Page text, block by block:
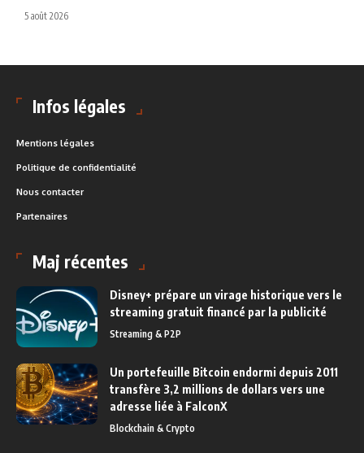
5 août 2026
Infos légales
Mentions légales
Politique de confidentialité
Nous contacter
Partenaires
Maj récentes
Disney+ prépare un virage historique vers le
streaming gratuit financé par la publicité
Streaming & P2P
Un portefeuille Bitcoin endormi depuis 2011
transfère 3,2 millions de dollars vers une
adresse liée à FalconX
Blockchain & Crypto